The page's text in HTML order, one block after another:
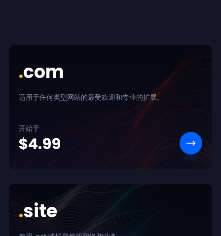
.com
适用于任何类型网站的最受欢迎和专业的扩展。
开始于
$4.99
.site